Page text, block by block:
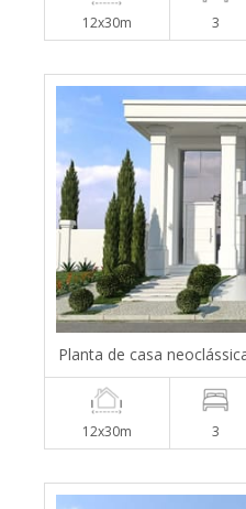
12x30m 3
Planta de casa
12x30m 3